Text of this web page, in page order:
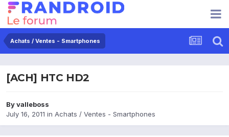
Achats / Ventes - Smartphones
[ACH] HTC HD2
Byvalleboss
July 16, 2011 in Achats / Ventes - Smartphones